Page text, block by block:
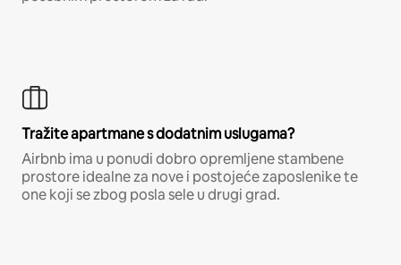
Tražite apartmane s dodatnim uslugama?
Airbnb ima u ponudi dobro opremljene stambene
prostore idealne za nove i postojeće zaposlenike te
one koji se zbog posla sele u drugi grad.